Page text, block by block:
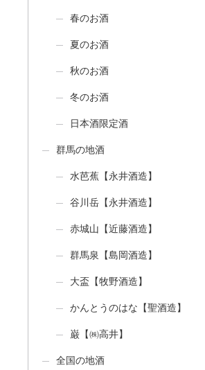
春のお酒
夏のお酒
秋のお酒
冬のお酒
日本酒限定酒
群馬の地酒
水芭蕉【永井酒造】
谷川岳【永井酒造】
赤城山【近藤酒造】
群馬泉【島岡酒造】
大盃【牧野酒造】
かんとうのはな【聖酒造】
巌【㈱高井】
全国の地酒